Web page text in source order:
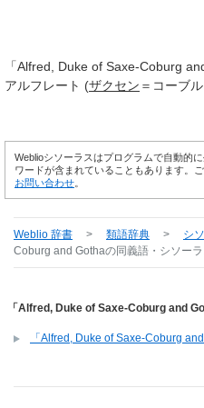
「Alfred, Duke of Saxe-Coburg
アルフレート (ザクセン ＝コーブ
Weblioシソーラスはプログラムで自動的
ワードが含まれていることもあります。
お問い合わせ
Weblio 辞書 > 類語辞典 > シ
Coburg and Gothaの同義語・シソー
「Alfred, Duke of Saxe-Coburg and
「Alfred, Duke of Saxe-Coburg